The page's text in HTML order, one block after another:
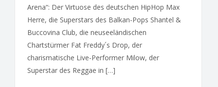
Arena“: Der Virtuose des deutschen HipHop Max
Herre, die Superstars des Balkan-Pops Shantel &
Buccovina Club, die neuseeländischen
Chartstürmer Fat Freddy´s Drop, der
charismatische Live-Performer Milow, der
Superstar des Reggae in […]